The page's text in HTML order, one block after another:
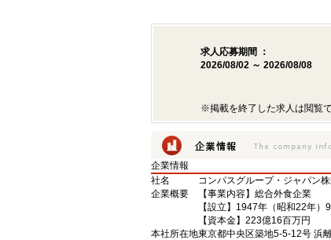
求人応募期間 ：
2026/08/02 ～ 2026/08/08
※掲載を終了した求人は閲覧
企業情報
社名
コンパスグループ・ジャパン
企業概要
【事業内容】総合外食企業
【設立】1947年（昭和22年）
【資本金】223億16百万円
本社所在地東京都中央区築地5-5-12号 浜